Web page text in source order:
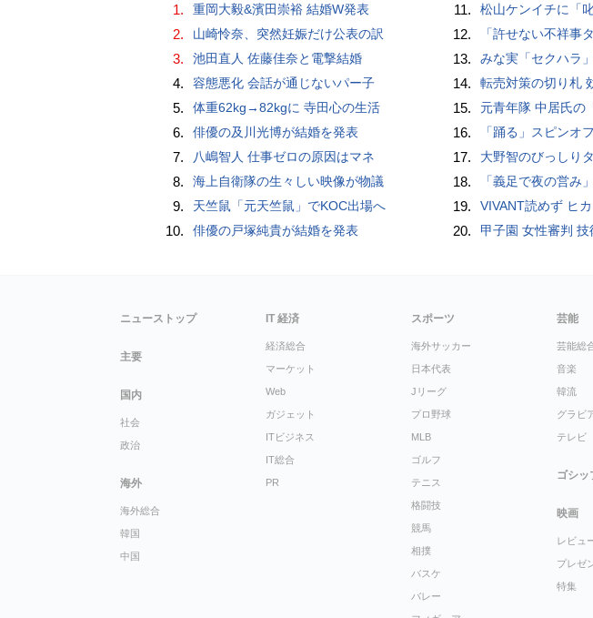
1. 重岡大毅&濱田崇裕 結婚W発表
2. 山崎怜奈、突然妊娠だけ公表の訳
3. 池田直人 佐藤佳奈と電撃結婚
4. 容態悪化 会話が通じないパー子
5. 体重62kg→82kgに 寺田心の生活
6. 俳優の及川光博が結婚を発表
7. 八嶋智人 仕事ゼロの原因はマネ
8. 海上自衛隊の生々しい映像が物議
9. 天竺鼠「元天竺鼠」でKOC出場へ
10. 俳優の戸塚純貴が結婚を発表
11. 松山ケンイチに「
12. 「許せない不祥事
13. みな実「セクハラ
14. 転売対策の切り札
15. 元青年隊 中居氏の
16. 「踊る」スピンオ
17. 大野智のびっしり
18. 「義足で夜の営み
19. VIVANT読めず ヒ
20. 甲子園 女性審判 技
ニューストップ
主要
国内
社会
政治
海外
海外総合
韓国
中国
IT 経済
経済総合
マーケット
Web
ガジェット
ITビジネス
IT総合
PR
スポーツ
海外サッカー
日本代表
Jリーグ
プロ野球
MLB
ゴルフ
テニス
格闘技
競馬
相撲
バスケ
バレー
芸能
芸能総
音楽
韓流
グラビ
テレビ
ゴシッ
映画
レビュ
プレゼ
特集